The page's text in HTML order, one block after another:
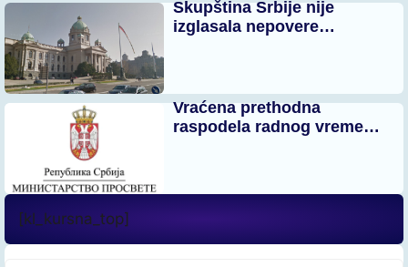
Skupština Srbije nije
izglasala nepovere…
Vraćena prethodna
raspodela radnog vreme…
[kl_kursna_top]